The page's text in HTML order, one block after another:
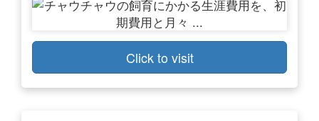
Click to visit